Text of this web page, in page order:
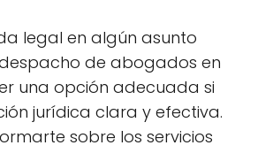
legal en algún asunto
de abogados en
una opción adecuada si
jurídica clara y efectiva.
sobre los servicios